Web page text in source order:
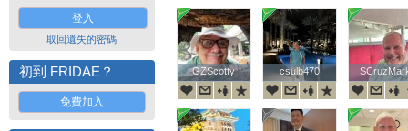
取回遺失的密碼
初到 FRIDAE？
免費加入
GZScotty
GZScotty csulb470
csulb470